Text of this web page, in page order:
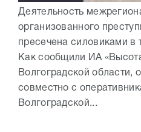
Деятельность
организованного
пресечена силовиками в
Как сообщили ИА
Волгоградской области,
совместно с
Волгоградской...